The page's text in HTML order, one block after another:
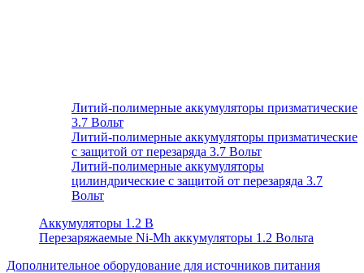
Литий-полимерные аккумуляторы призматические
3.7 Вольт
Литий-полимерные аккумуляторы призматические
с защитой от перезаряда 3.7 Вольт
Литий-полимерные аккумуляторы
цилиндрические с защитой от перезаряда 3.7
Вольт
Аккумуляторы 1.2 В
Перезаряжаемые Ni-Mh аккумуляторы 1.2 Вольта
Дополнительное оборудование для источников питания